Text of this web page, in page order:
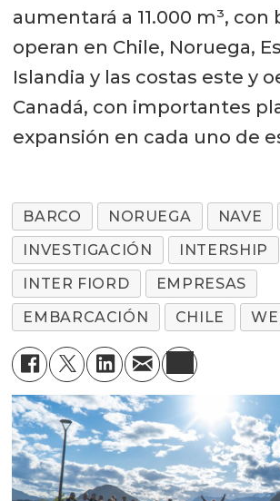
aumentará a 11.000 m³,
operan en Chile, Noruega,
Islandia y las costas este y
Canadá, con importantes
expansión en cada uno de
BARCO NORUEGA NAVE
INVESTIGACIÓN
INTERSHIP
INTER FIORD
EMPRESAS
EMBARCACIÓN
CHILE